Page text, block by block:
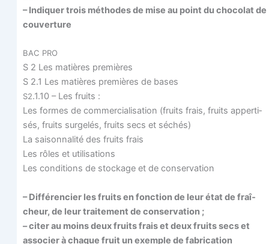
– Indi­quer trois méthodes de mise au point du cho­co­lat de
couverture
BAC PRO
S 2 Les matières premières
S 2.1 Les matières pre­mières de bases
S2.1.10 – Les fruits :
Les formes de com­mer­cia­li­sa­tion (fruits frais, fruits apper­ti­
sés, fruits sur­ge­lés, fruits secs et séchés)
La sai­son­na­li­té des fruits frais
Les rôles et utilisations
Les condi­tions de sto­ckage et de conservation
– Dif­fé­ren­cier les fruits en fonc­tion de leur état de fraî­
cheur, de leur trai­te­ment de conservation ;
– citer au moins deux fruits frais et deux fruits secs et
asso­cier à chaque fruit un exemple de fabrication